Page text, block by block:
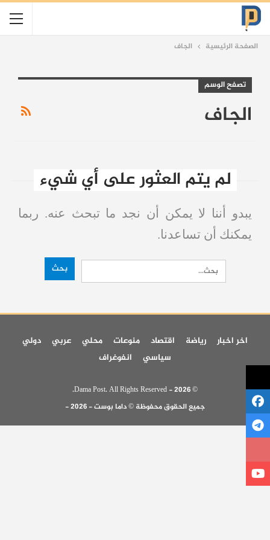
الصفحة الرئيسية الجاف
تصفح الوسم
الجاف
لم يتم العثور على أي شيء
يبدو أننا لا يمكن أن نجد ما تبحث عنه. ربما
يمكنك أن تساعدنا.
اخر اخبار رياضة اقتصاد منوعات محلي عربي
دولي
سياسي
انفوغراف
© 2026 - Dama Post. All Rights Reserved.
جميع الحقوق محفوظة © داما بوست - 2026 -